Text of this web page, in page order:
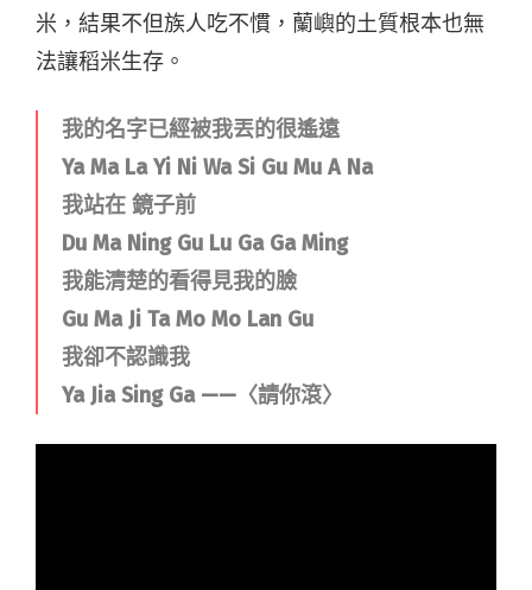
米，結果不但族人吃不慣，蘭嶼的土質根本也無
法讓稻米生存。
我的名字已經被我丟的很遙遠
Ya Ma La Yi Ni Wa Si Gu Mu A Na
我站在 鏡子前
Du Ma Ning Gu Lu Ga Ga Ming
我能清楚的看得見我的臉
Gu Ma Ji Ta Mo Mo Lan Gu
我卻不認識我
Ya Jia Sing Ga ——〈請你滾〉